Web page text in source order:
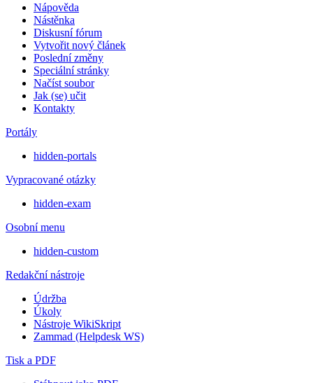
Nápověda
Nástěnka
Diskusní fórum
Vytvořit nový článek
Poslední změny
Speciální stránky
Načíst soubor
Jak (se) učit
Kontakty
Portály
hidden-portals
Vypracované otázky
hidden-exam
Osobní menu
hidden-custom
Redakční nástroje
Údržba
Úkoly
Nástroje WikiSkript
Zammad (Helpdesk WS)
Tisk a PDF